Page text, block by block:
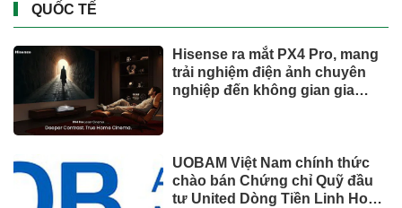
QUỐC TẾ
Hisense ra mắt PX4 Pro, mang
trải nghiệm điện ảnh chuyên
nghiệp đến không gian gia
UOBAM Việt Nam chính thức
chào bán Chứng chỉ Quỹ đầu
tư United Dòng Tiền Linh Hoạt